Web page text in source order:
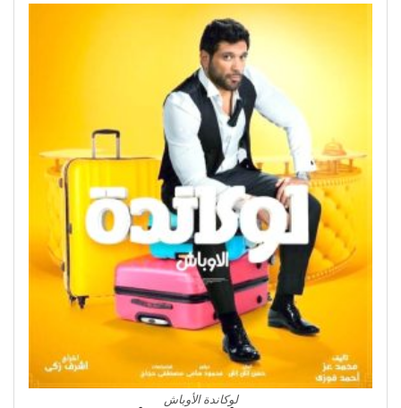
لوكاندة الأوباش